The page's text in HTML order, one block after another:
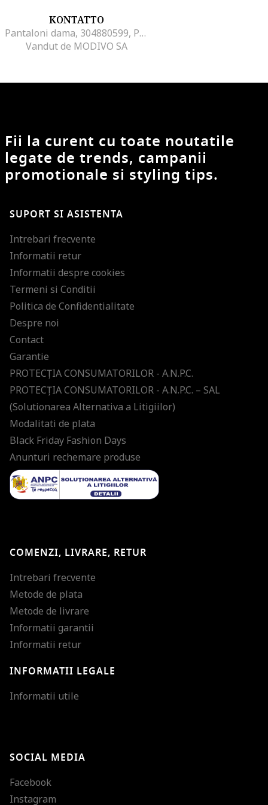
KONTATTO
Pantaloni dama, 304880599, Poliamida/Viscoza/Lana, One Size INTL, Albastru
Vandut de MODIVO SA
Fii la curent cu toate noutatile
legate de trends, campanii
promotionale si styling tips.
SUPORT SI ASISTENTA
Intrebari frecvente
Informatii retur
Informatii despre cookies
Termeni si Conditii
Politica de Confidentialitate
Despre noi
Contact
Garantie
PROTECŢIA CONSUMATORILOR - A.N.P.C.
PROTECŢIA CONSUMATORILOR - A.N.P.C. – SAL
(Solutionarea Alternativa a Litigiilor)
Modalitati de plata
Black Friday Fashion Days
Anunturi rechemare produse
COMENZI, LIVRARE, RETUR
Intrebari frecvente
Metode de plata
Metode de livrare
Informatii garantii
Informatii retur
INFORMATII LEGALE
Informatii utile
SOCIAL MEDIA
Facebook
Instagram